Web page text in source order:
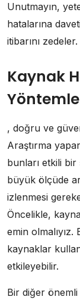
Unutmayın,
hatalarına
itibarını zedeler.
Kaynak
, doğru ve
Araştırma
bunları etkili
büyük ölçüde
izlenmesi
Öncelikle,
emin olmalıyız.
kaynaklar
etkileyebilir.
Bir diğer